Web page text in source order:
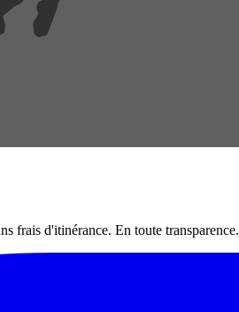
frais d'itinérance. En toute transparence.